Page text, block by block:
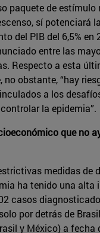
paquete de estímulo
sí potenciará
del PIB del 6,5% en
entre las
Respecto a esta
no obstante, “hay
a los
la epidemia”.
que no
medidas de
ha tenido una alta
casos
por detrás de
y México) a fecha